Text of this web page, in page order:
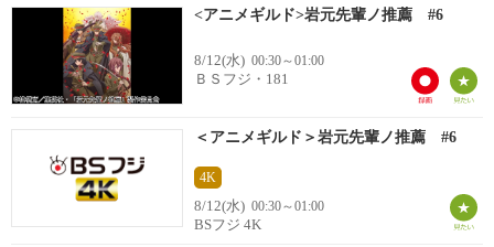
<アニメギルド>岩元先輩ノ推薦 #6
8/12(水) 00:30～01:00
ＢＳフジ・181
＜アニメギルド＞岩元先輩ノ推薦 #6
4K
8/12(水) 00:30～01:00
BSフジ 4K